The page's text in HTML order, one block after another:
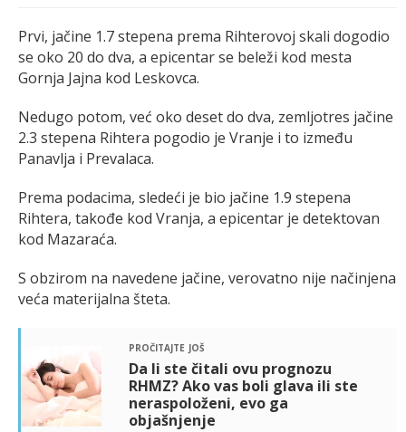
Prvi, jačine 1.7 stepena prema Rihterovoj skali dogodio
se oko 20 do dva, a epicentar se beleži kod mesta
Gornja Jajna kod Leskovca.
Nedugo potom, već oko deset do dva, zemljotres jačine
2.3 stepena Rihtera pogodio je Vranje i to između
Panavlja i Prevalaca.
Prema podacima, sledeći je bio jačine 1.9 stepena
Rihtera, takođe kod Vranja, a epicentar je detektovan
kod Mazaraća.
S obzirom na navedene jačine, verovatno nije načinjena
veća materijalna šteta.
pročitajte još
Da li ste čitali ovu prognozu
RHMZ? Ako vas boli glava ili ste
neraspoloženi, evo ga
objašnjenje